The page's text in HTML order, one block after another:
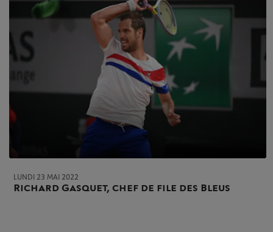
LUNDI 23 MAI 2022
Richard Gasquet, chef de file des Bleus